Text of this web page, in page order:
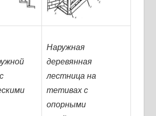
Наружная
деревянная
лестница на
тетивах с
опорными